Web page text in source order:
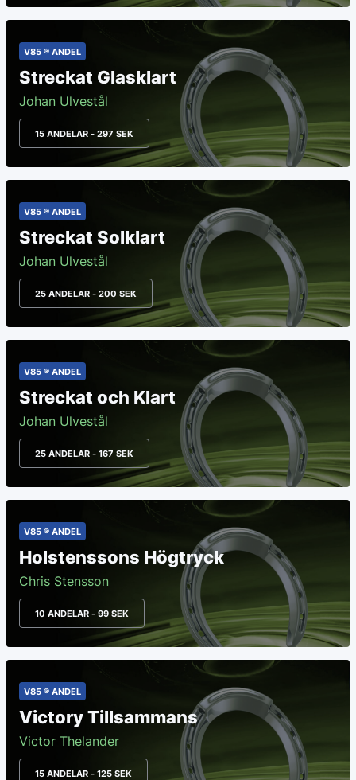
V85 ® ANDEL
Streckat Glasklart
Johan Ulvestål
15 ANDELAR - 297 SEK
V85 ® ANDEL
Streckat Solklart
Johan Ulvestål
25 ANDELAR - 200 SEK
V85 ® ANDEL
Streckat och Klart
Johan Ulvestål
25 ANDELAR - 167 SEK
V85 ® ANDEL
Holstenssons Högtryck
Chris Stensson
10 ANDELAR - 99 SEK
V85 ® ANDEL
Victory Tillsammans
Victor Thelander
15 ANDELAR - 125 SEK